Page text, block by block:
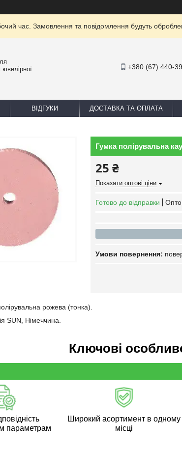
час. Замовлення та повідомлення будуть
+380 (67) 440-
ВІДГУКИ ДОСТАВКА ТА ОПЛАТА
Гумка полірувальна
25 ₴
Показати оптові ціни
Готово до відправки
рожева (тонка).
SUN, Німеччина.
Ключові
параметрам
Широкий асортимент в одному
місці